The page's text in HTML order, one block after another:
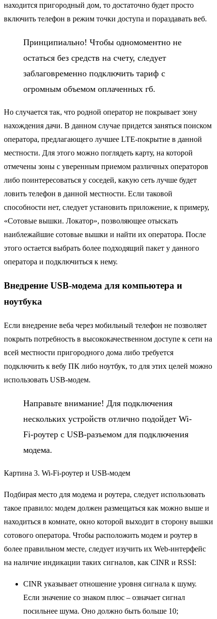
находится пригородный дом, то достаточно будет просто
включить телефон в режим точки доступа и пораздавать веб.
Принципиально! Чтобы одномоментно не
остаться без средств на счету, следует
заблаговременно подключить тариф с
огромным объемом оплаченных гб.
Но случается так, что родной оператор не покрывает зону
нахождения дачи. В данном случае придется заняться поиском
оператора, предлагающего лучшее LTE-покрытие в данной
местности. Для этого можно поглядеть карту, на которой
отмечены зоны с уверенным приемом различных операторов
либо поинтересоваться у соседей, какую сеть лучше будет
ловить телефон в данной местности. Если таковой
способности нет, следует установить приложение, к примеру,
«Сотовые вышки. Локатор», позволяющее отыскать
наиблежайшие сотовые вышки и найти их оператора. После
этого остается выбрать более подходящий пакет у данного
оператора и подключиться к нему.
Внедрение USB-модема для компьютера и
ноутбука
Если внедрение веба через мобильный телефон не позволяет
покрыть потребность в высококачественном доступе к сети на
всей местности пригородного дома либо требуется
подключить к вебу ПК либо ноутбук, то для этих целей можно
использовать USB-модем.
Направьте внимание! Для подключения
нескольких устройств отлично подойдет Wi-
Fi-роутер с USB-разъемом для подключения
модема.
Картина 3. Wi-Fi-роутер и USB-модем
Подбирая место для модема и роутера, следует использовать
такое правило: модем должен размещаться как можно выше и
находиться в комнате, окно которой выходит в сторону вышки
сотового оператора. Чтобы расположить модем и роутер в
более правильном месте, следует изучить их Web-интерфейс
на наличие индикации таких сигналов, как CINR и RSSI:
СINR указывает отношение уровня сигнала к шуму.
Если значение со знаком плюс – означает сигнал
посильнее шума. Оно должно быть больше 10;